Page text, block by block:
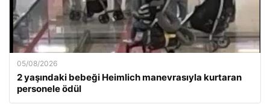
05/08/2026
2 yaşındaki bebeği Heimlich manevrasıyla kurtaran
personele ödül